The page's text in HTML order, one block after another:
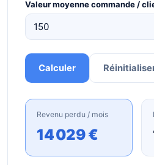
Valeur moyenne commande /
Calculer
Revenu perdu / mois
14 029 €